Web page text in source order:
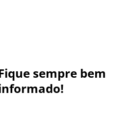
sempre bem